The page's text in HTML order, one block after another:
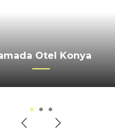
Otel Konya
Merkez Ankara
SERRA PALACE OTEL
1 2